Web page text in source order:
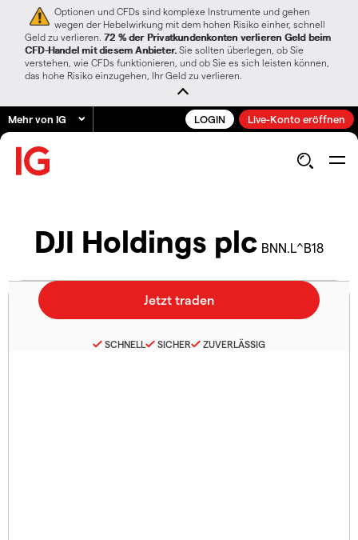
Optionen und CFDs sind komplexe Instrumente und gehen
wegen der Hebelwirkung mit dem hohen Risiko einher, schnell
Geld zu verlieren. 72 % der Privatkundenkonten verlieren Geld beim
CFD-Handel mit diesem Anbieter. Sie sollten überlegen, ob Sie
verstehen, wie CFDs funktionieren, und ob Sie es sich leisten können,
das hohe Risiko einzugehen, Ihr Geld zu verlieren.
Mehr von IG LOGIN Live-Konto eröffnen
DJI Holdings plc BNN.L^B18
SCHNELL SICHER ZUVERLÄSSIG